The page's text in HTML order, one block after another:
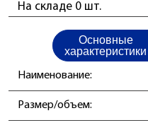
На складе 0 шт.
Основные
характеристики
Наименование:
Размер/объем: